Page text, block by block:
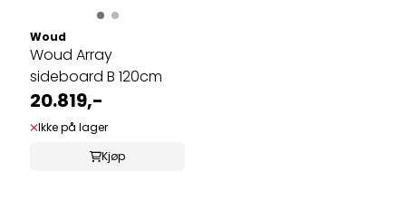
Woud
Woud Array
sideboard B 120cm
20.819,-
Ikke på lager
Kjøp